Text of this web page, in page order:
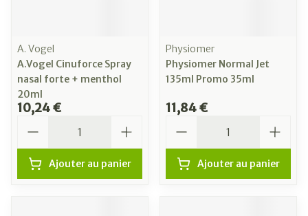
A. Vogel
A.Vogel Cinuforce Spray
nasal forte + menthol
20ml
10,24 €
Ajouter au panier
Physiomer
Physiomer Normal Jet
135ml Promo 35ml
11,84 €
Ajouter au panier